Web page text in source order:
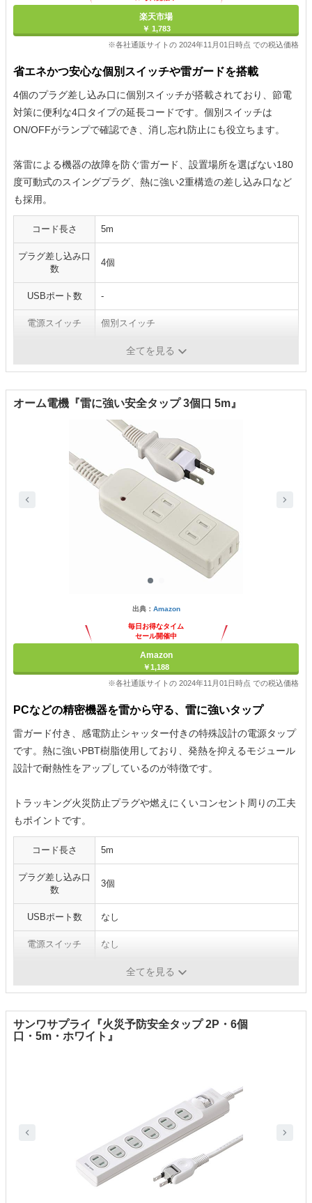
楽天市場
￥ 1,783
※各社通販サイトの 2024年11月01日時点 での税込価格
省エネかつ安心な個別スイッチや雷ガードを搭載
4個のプラグ差し込み口に個別スイッチが搭載されており、節電
対策に便利な4口タイプの延長コードです。個別スイッチは
ON/OFFがランプで確認でき、消し忘れ防止にも役立ちます。
落雷による機器の故障を防ぐ雷ガード、設置場所を選ばない180
度可動式のスイングプラグ、熱に強い2重構造の差し込み口など
も採用。
コード長さ 5m
プラグ差し込み口
数
4個
USBポート数 -
電源スイッチ 個別スイッチ
全てを見る
オーム電機『雷に強い安全タップ 3個口 5m』
出典： Amazon
毎日お得なタイム
セール開催中
Amazon
￥1,188
※各社通販サイトの 2024年11月01日時点 での税込価格
PCなどの精密機器を雷から守る、雷に強いタップ
雷ガード付き、感電防止シャッター付きの特殊設計の電源タップ
です。熱に強いPBT樹脂使用しており、発熱を抑えるモジュール
設計で耐熱性をアップしているのが特徴です。
トラッキング火災防止プラグや燃えにくいコンセント周りの工夫
もポイントです。
コード長さ 5m
プラグ差し込み口
数
3個
USBポート数 なし
電源スイッチ なし
全てを見る
サンワサプライ『火災予防安全タップ 2P・6個
口・5m・ホワイト』